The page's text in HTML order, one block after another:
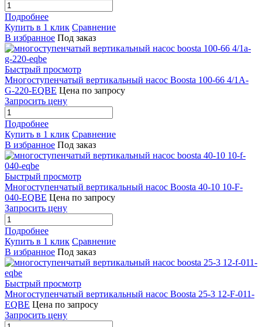
Подробнее
Купить в 1 клик Сравнение
В избранное Под заказ
Быстрый просмотр
Многоступенчатый вертикальный насос Boosta 100-66 4/1A-
G-220-EQBE Цена по запросу
Запросить цену
Подробнее
Купить в 1 клик Сравнение
В избранное Под заказ
Быстрый просмотр
Многоступенчатый вертикальный насос Boosta 40-10 10-F-
040-EQBE Цена по запросу
Запросить цену
Подробнее
Купить в 1 клик Сравнение
В избранное Под заказ
Быстрый просмотр
Многоступенчатый вертикальный насос Boosta 25-3 12-F-011-
EQBE Цена по запросу
Запросить цену